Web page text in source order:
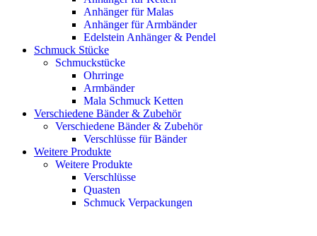
Anhänger für Malas
Anhänger für Armbänder
Edelstein Anhänger & Pendel
Schmuck Stücke
Schmuckstücke
Ohrringe
Armbänder
Mala Schmuck Ketten
Verschiedene Bänder & Zubehör
Verschiedene Bänder & Zubehör
Verschlüsse für Bänder
Weitere Produkte
Weitere Produkte
Verschlüsse
Quasten
Schmuck Verpackungen